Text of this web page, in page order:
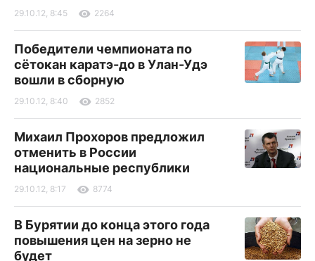
29.10.12, 8:45 2264
Победители чемпионата по
сётокан каратэ-до в Улан-Удэ
вошли в сборную
29.10.12, 8:40 2852
Михаил Прохоров предложил
отменить в России
национальные республики
29.10.12, 8:17 8774
В Бурятии до конца этого года
повышения цен на зерно не
будет